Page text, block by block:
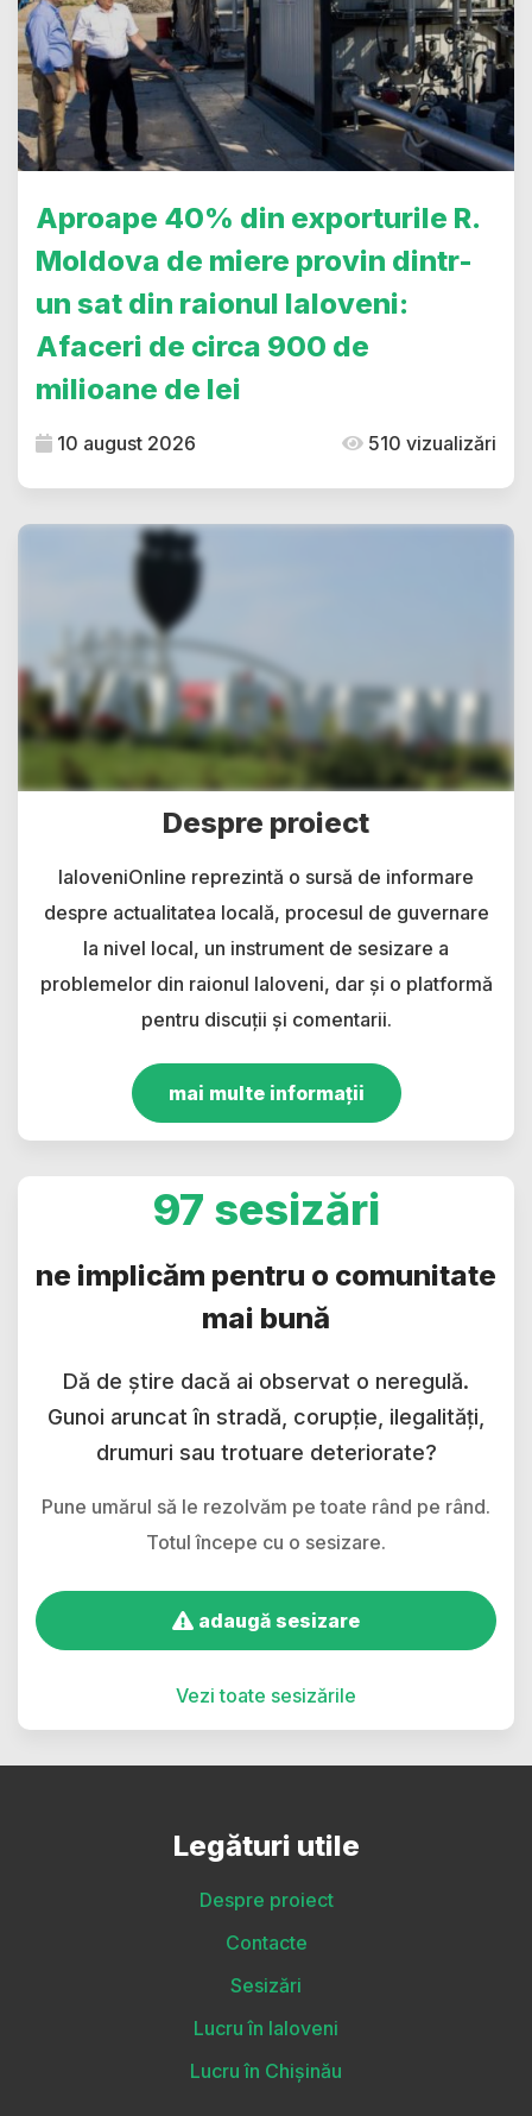
Aproape 40% din exporturile R.
Moldova de miere provin dintr-
un sat din raionul Ialoveni:
Afaceri de circa 900 de
milioane de lei
10 august 2026 510 vizualizări
Despre proiect
IaloveniOnline reprezintă o sursă de informare
despre actualitatea locală, procesul de guvernare
la nivel local, un instrument de sesizare a
problemelor din raionul Ialoveni, dar și o platformă
pentru discuții și comentarii.
mai multe informații
97 sesizări
ne implicăm pentru o comunitate
mai bună
Dă de știre dacă ai observat o neregulă.
Gunoi aruncat în stradă, corupție, ilegalități,
drumuri sau trotuare deteriorate?
Pune umărul să le rezolvăm pe toate rând pe rând.
Totul începe cu o sesizare.
adaugă sesizare
Vezi toate sesizările
Legături utile
Despre proiect
Contacte
Sesizări
Lucru în Ialoveni
Lucru în Chișinău